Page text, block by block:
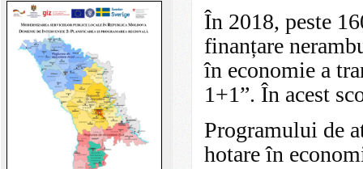
În 2018, peste
finanțare
în economie a
1+1”. În acest
Programului de
hotare în